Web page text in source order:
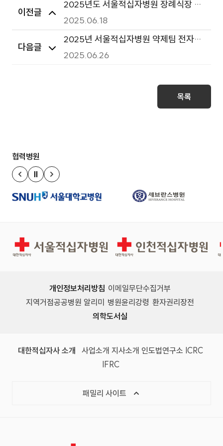
이전글
2025년도 서울적십자병원 장례식장 판
매용 떡류 연간 구매입찰
2025.06.18
다음글
2025년 서울적십자병원 약제팀 전자동
약품분배캐비넷 구매 입찰공고
2025.06.26
목록
협력병원
이전 슬라이드
정지
다음 슬라이드
서울적십자병원 인천적십자병원
개인정보처리방침 이메일무단수집거부
지역거점공공병원 알리미 병원윤리강령 환자권리장전
의학도서실
대한적십자사 소개 (새 창)
사업소개 (새 창)
지사소개 (새 창)
인도법연구소 (새 창)
ICRC(국제
IFRC(국제적십자사연맹, 새 창)
패밀리 사이트 목록 열기